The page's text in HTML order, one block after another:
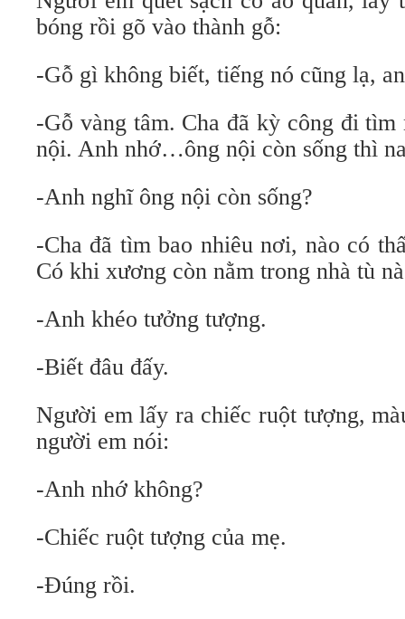
bóng rồi gõ vào thành gỗ:
-Gỗ gì không biết, tiếng nó cũng lạ,
-Gỗ vàng tâm. Cha đã kỳ công đi tìm
nội. Anh nhớ…ông nội còn sống thì
-Anh nghĩ ông nội còn sống?
-Cha đã tìm bao nhiêu nơi, nào có
Có khi xương còn nằm trong nhà tù
-Anh khéo tưởng tượng.
-Biết đâu đấy.
Người em lấy ra chiếc ruột tượng,
người em nói:
-Anh nhớ không?
-Chiếc ruột tượng của mẹ.
-Đúng rồi.